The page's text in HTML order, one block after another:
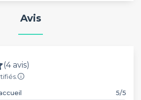
Avis
(4 avis)
5/5